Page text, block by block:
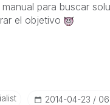
para buscar
el objetivo
‎2014-04-23